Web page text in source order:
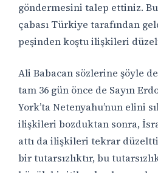
göndermesini talep ettiniz.
çabası Türkiye tarafından
peşinden koştu ilişkileri
Ali Babacan sözlerine şöyle
tam 36 gün önce de Sayın
York’ta Netenyahu’nun elini
ilişkileri bozduktan sonra,
attı da ilişkileri tekrar
bir tutarsızlıktır, bu